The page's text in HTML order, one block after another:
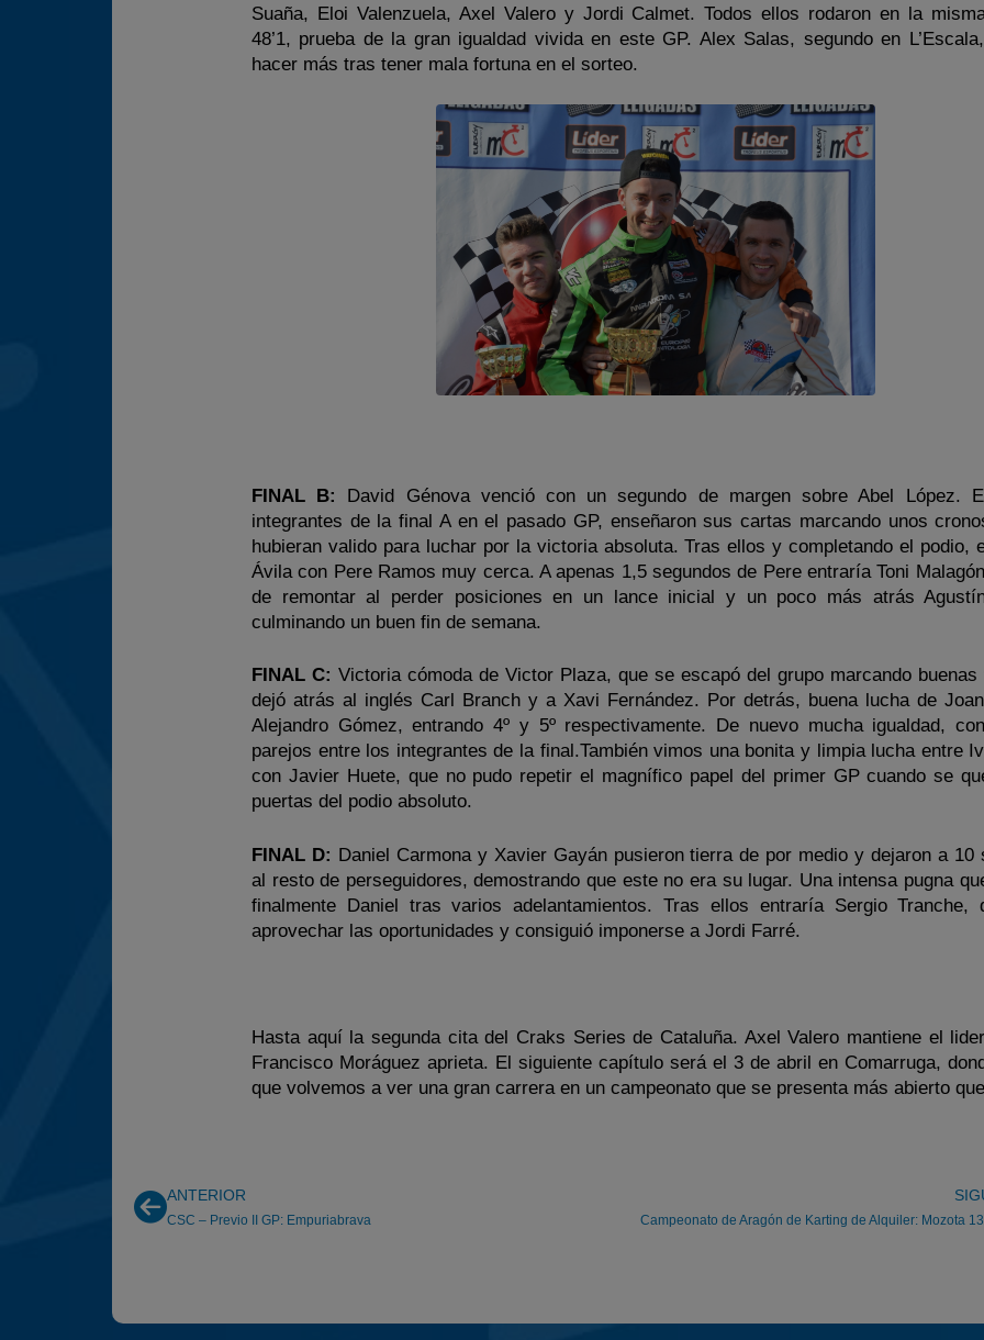
Suaña, Eloi Valenzuela, Axel Valero y Jordi Calmet. Todos ellos rodaron en la
48’1, prueba de la gran igualdad vivida en este GP. Alex Salas, segundo en
hacer más tras tener mala fortuna en el sorteo.
FINAL B:
David Génova venció con un segundo de margen sobre Abel López.
integrantes de la final A en el pasado GP, enseñaron sus cartas marcando unos
hubieran valido para luchar por la victoria absoluta. Tras ellos y completando el podio,
Ávila con Pere Ramos muy cerca. A apenas 1,5 segundos de Pere entraría Toni
de remontar al perder posiciones en un lance inicial y un poco más atrás
culminando un buen fin de semana.
FINAL C: Victoria cómoda de Victor Plaza, que se escapó del grupo marcando
dejó atrás al inglés Carl Branch y a Xavi Fernández. Por detrás, buena lucha de
Alejandro Gómez, entrando 4º y 5º respectivamente. De nuevo mucha igualdad,
parejos entre los integrantes de la final.También vimos una bonita y limpia lucha entre
con Javier Huete, que no pudo repetir el magnífico papel del primer GP cuando se
puertas del podio absoluto.
FINAL D: Daniel Carmona y Xavier Gayán pusieron tierra de por medio y dejaron a 10
al resto de perseguidores, demostrando que este no era su lugar. Una intensa pugna
finalmente Daniel tras varios adelantamientos. Tras ellos entraría Sergio Tranche,
aprovechar las oportunidades y consiguió imponerse a Jordi Farré.
Hasta aquí la segunda cita del Craks Series de Cataluña. Axel Valero mantiene el
Francisco Moráguez aprieta. El siguiente capítulo será el 3 de abril en Comarruga,
que volvemos a ver una gran carrera en un campeonato que se presenta más abierto
ANTERIOR
CSC – Previo II GP: Empuriabrava Campeonato de Aragón de Karting de Alquiler: Mozota